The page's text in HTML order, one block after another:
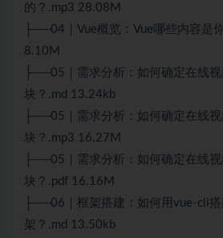
的？.mp3 28.08M
├──04｜Vue概览：Vue哪些内容是
8.10M
├──05｜需求分析：如何确定在线
块？.md 13.24kb
├──05｜需求分析：如何确定在线
块？.mp3 16.27M
├──05｜需求分析：如何确定在线
块？.pdf 16.16M
├──06｜框架搭建：如何用vue-cli
架？.md 13.50kb